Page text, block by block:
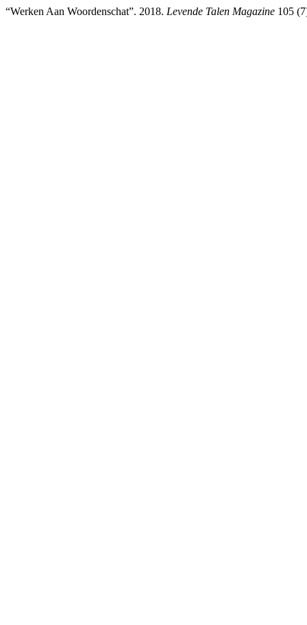
“Werken Aan Woordenschat”. 2018. Levende Talen Magazine 105